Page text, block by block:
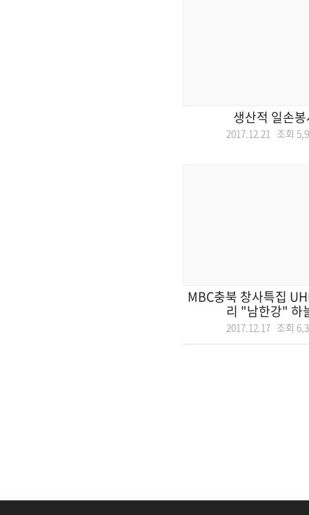
생산적 일손
2017.12.21 조회
MBC충북 창사특집
리 "남한강" 하
2017.12.17 조회